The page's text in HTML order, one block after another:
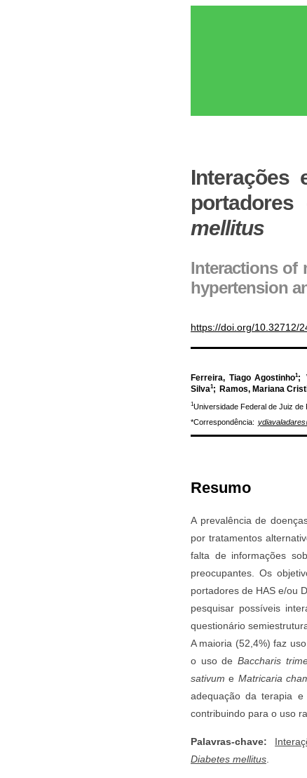
Interações
mellitus
Interactions of
hypertension
https://doi.org/10.32712/
Ferreira, Tiago Agostinho1;
Silva1; Ramos, Mariana
1Universidade Federal de Juiz de
*Correspondência:
Resumo
A prevalência de
por tratamentos
falta de informações
preocupantes. Os
portadores de HAS e/ou
pesquisar possíveis
questionário
A maioria (52,4%) faz
o uso de Baccharis
sativum e Matricaria
adequação da terapia e
contribuindo para o uso
Palavras-chave:
Diabetes mellitus